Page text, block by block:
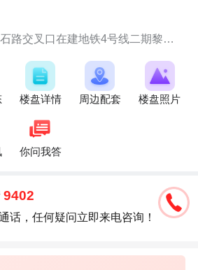
路交叉口在建地铁4号线二期黎明站
楼盘详情 周边配套 楼盘照片
你问我答
9402
话，任何疑问立即来电咨询！